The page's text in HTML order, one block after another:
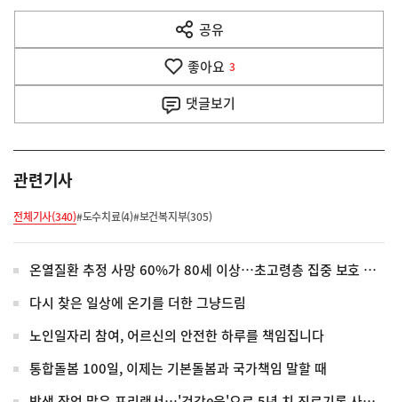
다
음
공유
열
기
좋아요 3
댓글보기
관련기사
전체기사(340)#도수치료(4)#보건복지부(305)
온열질환 추정 사망 60%가 80세 이상…초고령층 집중 보호 강화
다시 찾은 일상에 온기를 더한 그냥드림
노인일자리 참여, 어르신의 안전한 하루를 책임집니다
통합돌봄 100일, 이제는 기본돌봄과 국가책임 말할 때